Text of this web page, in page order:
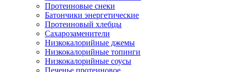
Протеиновые снеки
Батончики энергетические
Протеиновый хлебцы
Сахарозаменители
Низкокалорийные джемы
Низкокалорийные топинги
Низкокалорийные соусы
Печенье протеиновое